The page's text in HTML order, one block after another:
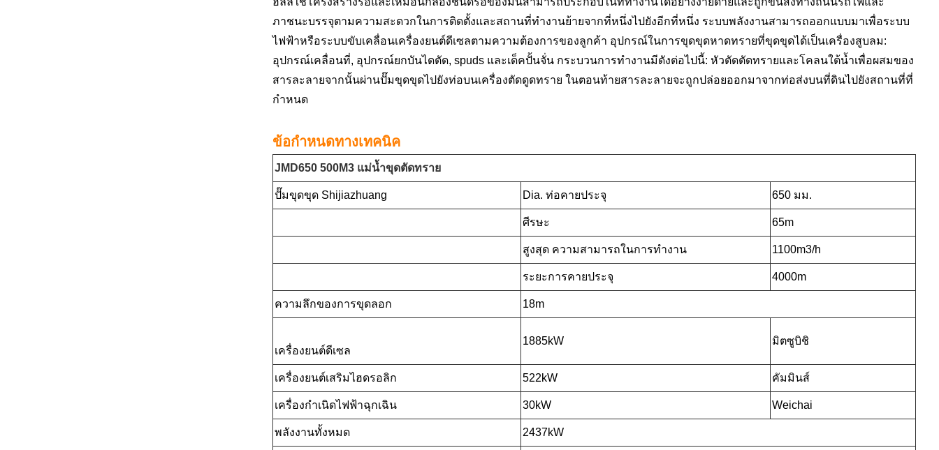
ภาชนะบรรจุตามความสะดวกในการติดตั้งและสถานที่ทำงานย้ายจากที่หนึ่งไปยังอีกที่หนึ่ง ระบบพลังงานสามารถออกแบบมาเพื่อระบบ
ไฟฟ้าหรือระบบขับเคลื่อนเครื่องยนต์ดีเซลตามความต้องการของลูกค้า อุปกรณ์ในการขุดขุดหาดทรายที่ขุดขุดได้เป็นเครื่องสูบลม:
อุปกรณ์เคลื่อนที่, อุปกรณ์ยกบันไดตัด, spuds และเด็คปั้นจั่น กระบวนการทำงานมีดังต่อไปนี้: หัวตัดตัดทรายและโคลนใต้น้ำเพื่อผสมของ
สารละลายจากนั้นผ่านปั๊มขุดขุดไปยังท่อบนเครื่องตัดดูดทราย ในตอนท้ายสารละลายจะถูกปล่อยออกมาจากท่อส่งบนที่ดินไปยังสถานที่ที่
กำหนด
ข้อกำหนดทางเทคนิค
JMD650 500M3 แม่น้ำขุดตัดทราย
ปั๊มขุดขุด Shijiazhuang Dia. ท่อคายประจุ 650 มม.
ศีรษะ 65m
สูงสุด ความสามารถในการทำงาน 1100m3/h
ระยะการคายประจุ 4000m
ความลึกของการขุดลอก 18m
เครื่องยนต์ดีเซล
1885kW มิตซูบิชิ
เครื่องยนต์เสริมไฮดรอลิก 522kW คัมมินส์
เครื่องกำเนิดไฟฟ้าฉุกเฉิน 30kW Weichai
พลังงานทั้งหมด 2437kW